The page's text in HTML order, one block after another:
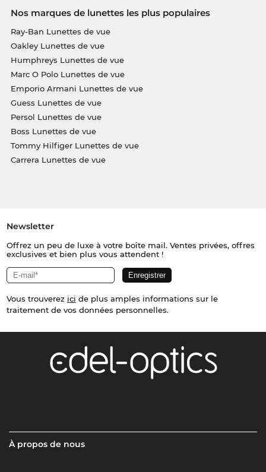
Nos marques de lunettes les plus populaires
Ray-Ban Lunettes de vue
Oakley Lunettes de vue
Humphreys Lunettes de vue
Marc O Polo Lunettes de vue
Emporio Armani Lunettes de vue
Guess Lunettes de vue
Persol Lunettes de vue
Boss Lunettes de vue
Tommy Hilfiger Lunettes de vue
Carrera Lunettes de vue
Newsletter
Offrez un peu de luxe à votre boîte mail. Ventes privées, offres
exclusives et bien plus vous attendent !
Vous trouverez ici de plus amples informations sur le
traitement de vos données personnelles.
À propos de nous